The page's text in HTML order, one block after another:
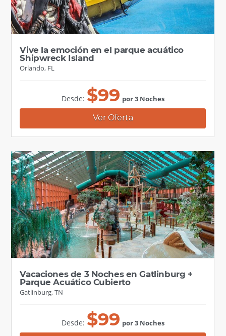
Vive la emoción en el parque acuático
Shipwreck Island
Orlando, FL
Desde: $99 por 3 Noches
Ver Oferta
Vacaciones de 3 Noches en Gatlinburg +
Parque Acuático Cubierto
Gatlinburg, TN
Desde: $99 por 3 Noches